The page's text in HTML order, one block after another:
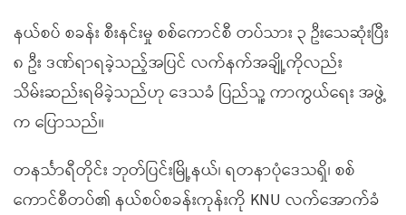
နယ်စပ် စခန်း စီးနင်းမှု စစ်ကောင်စီ တပ်သား ၃ ဦးသေဆုံးပြီး
၈ ဦး ဒဏ်ရာရခဲ့သည့်အပြင် လက်နက်အချို့ကိုလည်း
သိမ်းဆည်းရမိခဲ့သည်ဟု ဒေသခံ ပြည်သူ့ ကာကွယ်ရေး အဖွဲ့
က ပြောသည်။
တနင်္သာရီတိုင်း ဘုတ်ပြင်းမြို့နယ်၊ ရတနာပုံဒေသရှိ၊ စစ်
ကောင်စီတပ်၏ နယ်စပ်စခန်းကုန်းကို KNU လက်အောက်ခံ